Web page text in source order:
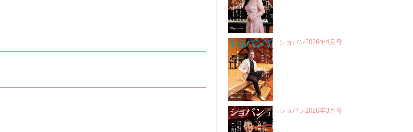
ショパン2026年4月号
ショパン2026年3月号